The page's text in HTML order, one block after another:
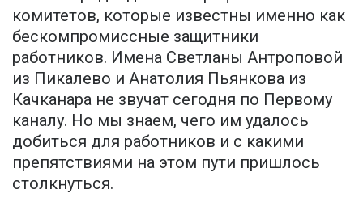
комитетов, которые известны именно как
бескомпромиссные защитники
работников. Имена Светланы Антроповой
из Пикалево и Анатолия Пьянкова из
Качканара не звучат сегодня по Первому
каналу. Но мы знаем, чего им удалось
добиться для работников и с какими
препятствиями на этом пути пришлось
столкнуться.